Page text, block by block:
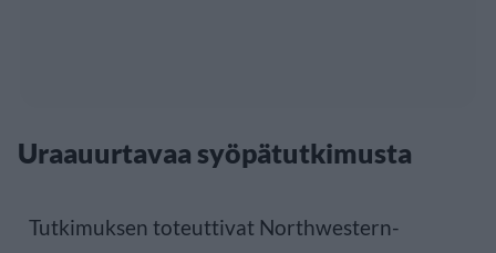
Uraauurtavaa syöpätutkimusta
Tutkimuksen toteuttivat Northwestern-